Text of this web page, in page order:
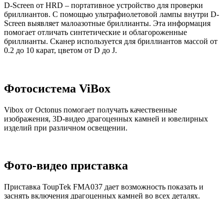
D-Screen от HRD – портативное устройство для проверки
бриллиантов. С помощью ультрафиолетовой лампы внутри D-
Screen выявляет малоазотные бриллианты. Эта информация
помогает отличать синтетические и облагороженные
бриллианты. Сканер используется для бриллиантов массой от
0.2 до 10 карат, цветом от D до J.
Фотосистема ViBox
Vibox от Octonus помогает получать качественные
изображения, 3D-видео драгоценных камней и ювелирных
изделий при различном освещении.
Фото-видео приставка
Приставка ToupTek FMA037 дает возможность показать и
заснять включения драгоценных камней во всех деталях.